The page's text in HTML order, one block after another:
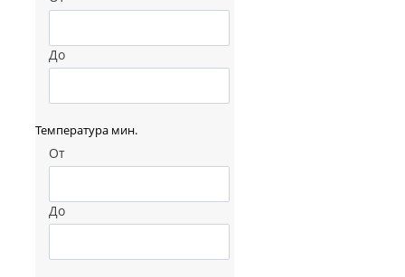
До
Температура мин.
От
До